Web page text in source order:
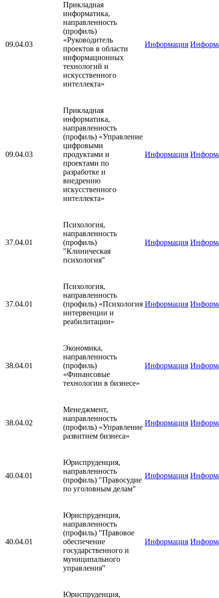
09.04.03
Прикладная
информатика,
направленность
(профиль)
«Руководитель
проектов в области
информационных
технологий и
искусственного
интеллекта»
Информация
09.04.03
Прикладная
информатика,
направленность
(профиль) «Управление
цифровыми
продуктами и
проектами по
разработке и
внедрению
искусственного
интеллекта»
Информация
37.04.01
Психология,
направленность
(профиль)
"Клиническая
психология"
Информация
37.04.01
Психология,
направленность
(профиль) «Психология
интервенции и
реабилитации»
Информация
38.04.01
Экономика,
направленность
(профиль)
«Финансовые
технологии в бизнесе»
Информация
38.04.02
Менеджмент,
направленность
(профиль) «Управление
развитием бизнеса»
Информация
40.04.01
Юриспруденция,
направленность
(профиль) "Правосудие
по уголовным делам"
Информация
40.04.01
Юриспруденция,
направленность
(профиль) "Правовое
обеспечение
государственного и
муниципального
управления"
Информация
Юриспруденция,